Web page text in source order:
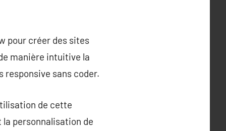
pour créer des sites
manière intuitive la
sans coder.
de cette
personnalisation de